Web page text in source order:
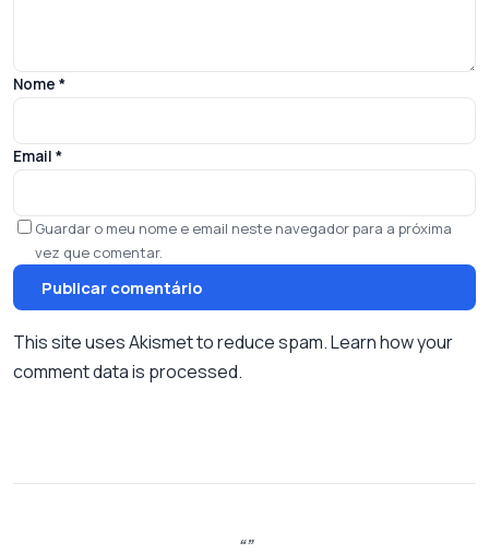
Nome *
Email *
Guardar o meu nome e email neste navegador para a próxima
vez que comentar.
This site uses Akismet to reduce spam.Learn how your
comment data is processed.